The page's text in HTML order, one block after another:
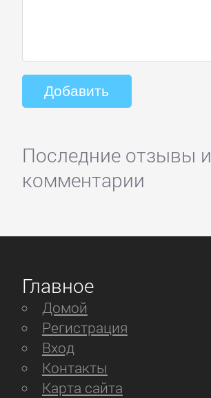
Последние отзывы и
комментарии
Главное
Домой
Регистрация
Вход
Контакты
Карта сайта